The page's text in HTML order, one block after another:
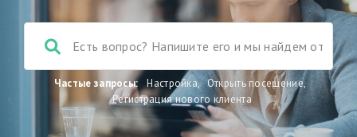
Частые запросы: Настройка, Открыть посещение,
Регистрация нового клиента